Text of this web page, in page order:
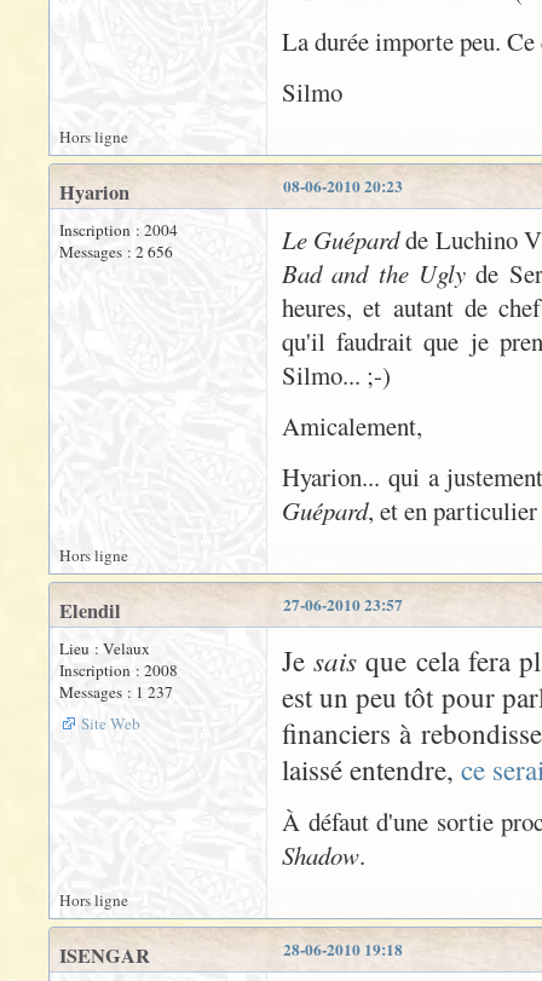
La durée importe peu.
Silmo
Hors ligne
08-06-2010 20:23
Hyarion
Inscription : 2004
Messages : 2 656
Le Guépardde Luchino
Bad and the Ugly de
heures, et autant de
qu'il faudrait que je
Silmo... ;-)
Amicalement,
Hyarion... qui a
Guépard, et en
Hors ligne
27-06-2010 23:57
Elendil
Lieu : Velaux
Inscription : 2008
Messages : 1 237
Site Web
Jesais que cela fera
est un peu tôt pour
financiers à
laissé entendre, ce
À défaut d'une sortie
Shadow.
Hors ligne
28-06-2010 19:18
ISENGAR